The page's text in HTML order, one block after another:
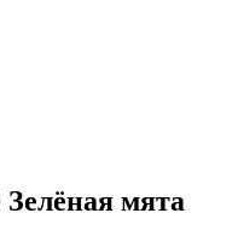
мята